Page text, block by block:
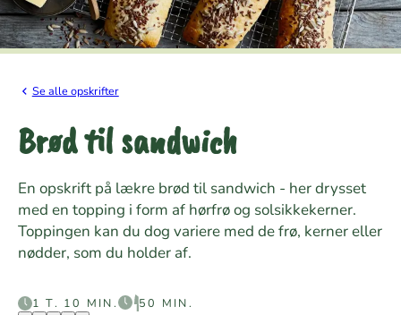
Se alle opskrifter
Brød til sandwich
En opskrift på lækre brød til sandwich - her drysset
med en topping i form af hørfrø og solsikkekerner.
Toppingen kan du dog variere med de frø, kerner eller
nødder, som du holder af.
1 T. 10 MIN.
50 MIN.